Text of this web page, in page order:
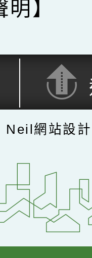
】
Neil網站設